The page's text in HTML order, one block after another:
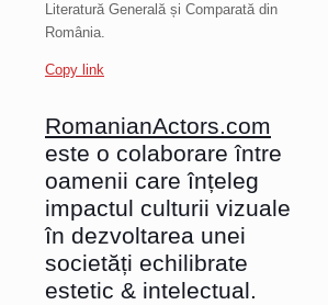
Literatură Generală și Comparată din
România.
Copy link
RomanianActors.com
este o colaborare între
oamenii care înțeleg
impactul culturii vizuale
în dezvoltarea unei
societăți echilibrate
estetic & intelectual.